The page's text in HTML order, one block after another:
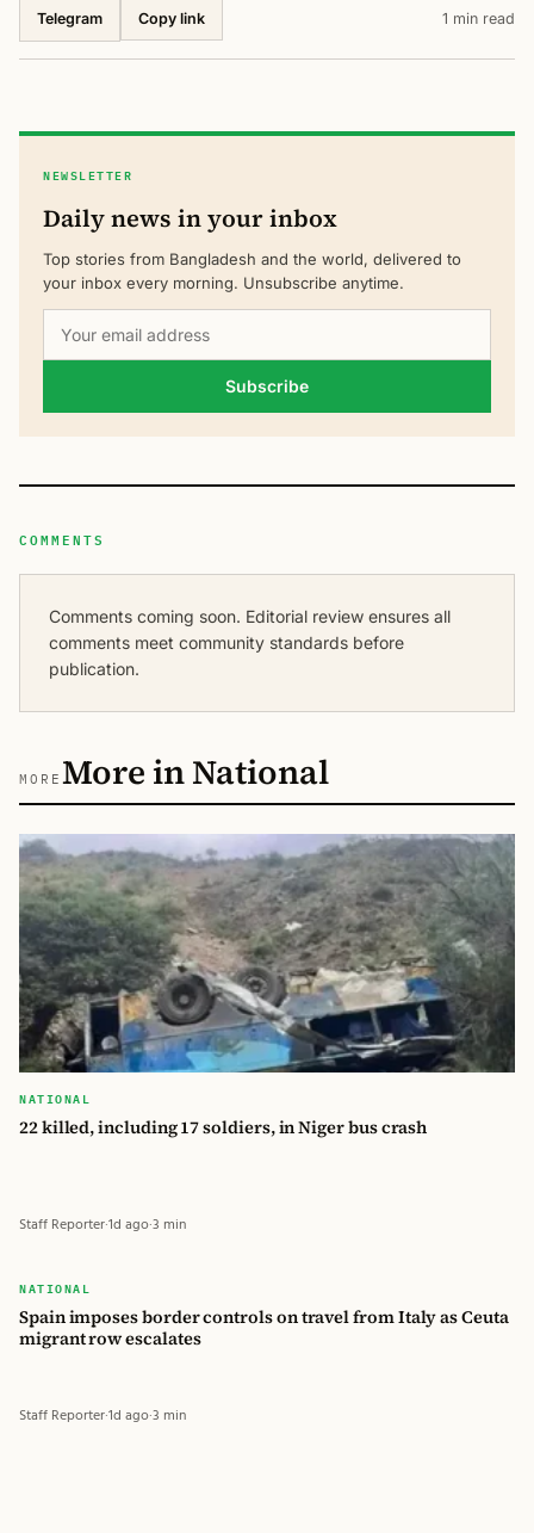
Telegram Copy link 1 min read
NEWSLETTER
Daily news in your inbox
Top stories from Bangladesh and the world, delivered to
your inbox every morning. Unsubscribe anytime.
Subscribe
COMMENTS
Comments coming soon. Editorial review ensures all
comments meet community standards before
publication.
MORE More in National
NATIONAL
22 killed, including 17 soldiers, in Niger bus crash
Staff Reporter·1d ago·3 min
বিডি
বিডি গ্লোবাল টাইমস
NATIONAL
Spain imposes border controls on travel from Italy as Ceuta
migrant row escalates
Staff Reporter·1d ago·3 min